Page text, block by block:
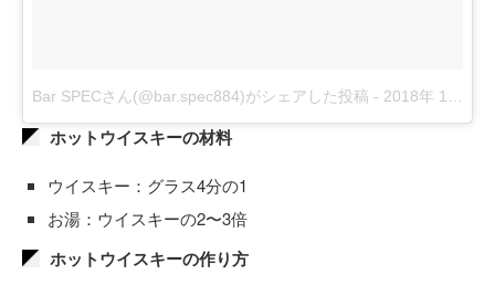
Bar SPECさん(@bar.spec884)がシェアした投稿 - 2018年 1月月22日午前2時15分PST
ホットウイスキーの材料
ウイスキー：グラス4分の1
お湯：ウイスキーの2〜3倍
ホットウイスキーの作り方